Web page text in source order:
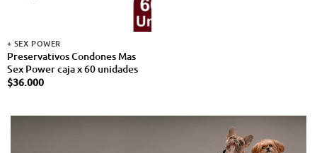
+ SEX POWER
Preservativos Condones Mas
Sex Power caja x 60 unidades
$36.000